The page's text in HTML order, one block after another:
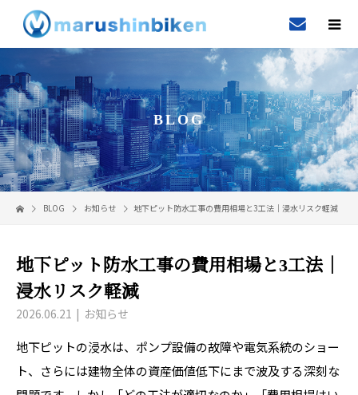
BLOG
BLOG お知らせ 地下ピット防水工事の費用相場と3工法｜浸水リスク軽減
地下ピット防水工事の費用相場と3工法｜
浸水リスク軽減
2026.06.21 お知らせ
地下ピットの浸水は、ポンプ設備の故障や電気系統のショー
ト、さらには建物全体の資産価値低下にまで波及する深刻な